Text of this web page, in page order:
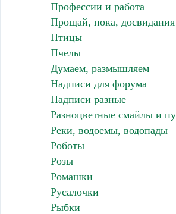
Профессии и работа
Прощай, пока, досвидания
Птицы
Пчелы
Думаем, размышляем
Надписи для форума
Надписи разные
Разноцветные смайлы и
Реки, водоемы, водопады
Роботы
Розы
Ромашки
Русалочки
Рыбки